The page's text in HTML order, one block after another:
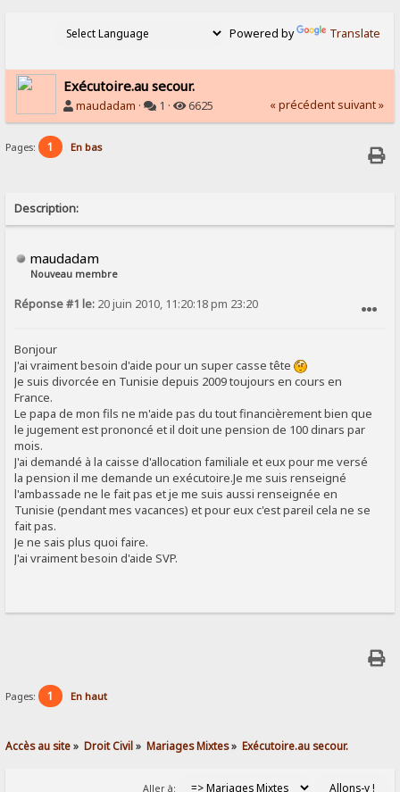
Powered by Translate
Exécutoire.au secour.
maudadam · 1 · 6625 « précédent suivant »
Pages: 1 En bas
Description:
maudadam
Nouveau membre
Réponse #1 le: 20 juin 2010, 11:20:18 pm 23:20
Bonjour
J'ai vraiment besoin d'aide pour un super casse tête
Je suis divorcée en Tunisie depuis 2009 toujours en cours en
France.
Le papa de mon fils ne m'aide pas du tout financièrement bien que
le jugement est prononcé et il doit une pension de 100 dinars par
mois.
J'ai demandé à la caisse d'allocation familiale et eux pour me versé
la pension il me demande un exécutoire.Je me suis renseigné
l'ambassade ne le fait pas et je me suis aussi renseignée en
Tunisie (pendant mes vacances) et pour eux c'est pareil cela ne se
fait pas.
Je ne sais plus quoi faire.
J'ai vraiment besoin d'aide SVP.
Pages: 1 En haut
Accès au site» Droit Civil» Mariages Mixtes» Exécutoire.au secour.
Aller à: